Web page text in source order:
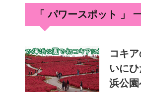
「 パワースポット 」
コキ
いに
浜公